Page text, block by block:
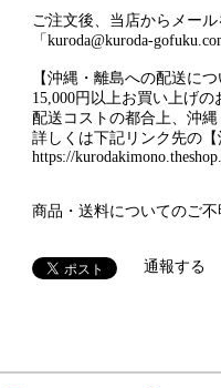
ご注文後、当店からメー
「 kuroda@kuroda-
【沖縄・離島への配送につ
15,000円以上お買い上げ
配送コストの都合上、沖
詳しくは下記リンク先の
https://
商品・送料についてのご
通報する